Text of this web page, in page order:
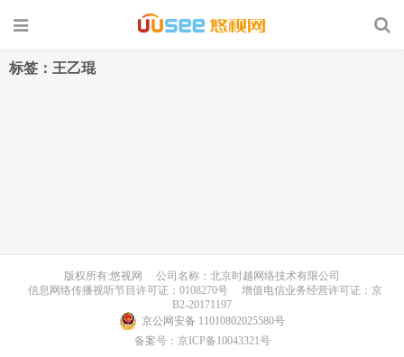
标签：王乙琨
版权所有:悠视网
公司名称：北京时越网络技术有限公司
信息网络传播视听节目许可证：0108270号
增值电信业务经营许可证：京
B2-20171197
京公网安备 11010802025580号
备案号： 京ICP备10043321号